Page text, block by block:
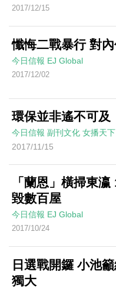
2017/12/15
懺悔二戰暴行 對
今日信報 EJ Global
2017/12/02
環保並非遙不可及
今日信報 副刊文化 女播天下
2017/11/15
「蘭恩」橫掃東
毀數百屋
今日信報 EJ Global
2017/10/24
日選戰開鑼 小池
獨大